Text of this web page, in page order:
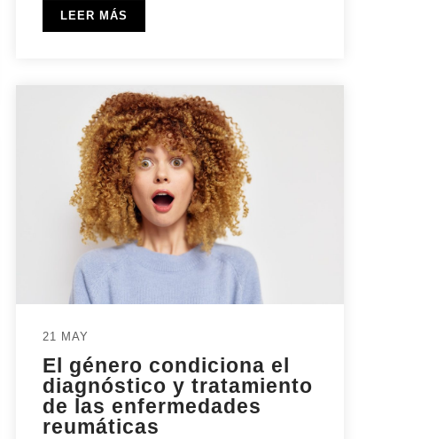
LEER MÁS
21 MAY
El género condiciona el
diagnóstico y tratamiento
de las enfermedades
reumáticas